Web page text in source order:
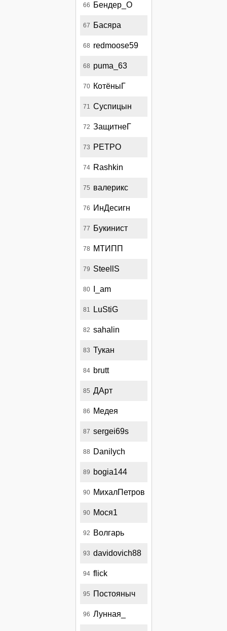
66 Бендер_О
67 Басяра
68 redmoose59
68 puma_63
70 КотёныГ
71 Суспицын
72 ЗащитнеГ
73 PETPO
74 Rashkin
75 валерикс
76 ИнДесигн
77 Букинист
78 МТИПП
79 SteellS
80 I_am
81 LuStiG
82 sahalin
83 Тукан
84 brutt
85 ДАрт
86 Медея
87 sergei69s
88 Danilych
89 bogia144
90 МихалПетров
90 Мося1
92 Волгарь
93 davidovich88
94 flick
95 Постояныч
96 Лунная_